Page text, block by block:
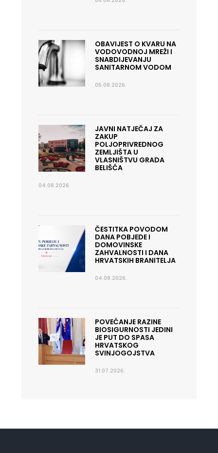
OBAVIJEST O KVARU NA
VODOVODNOJ MREŽI I
SNABDIJEVANJU
SANITARNOM VODOM
05.08.2026.
JAVNI NATJEČAJ ZA
ZAKUP
POLJOPRIVREDNOG
ZEMLJIŠTA U
VLASNIŠTVU GRADA
BELIŠĆA
04.08.2026.
ČESTITKA POVODOM
DANA POBJEDE I
DOMOVINSKE
ZAHVALNOSTI I DANA
HRVATSKIH BRANITELJA
04.08.2026.
POVEĆANJE RAZINE
BIOSIGURNOSTI JEDINI
JE PUT DO SPASA
HRVATSKOG
SVINJOGOJSTVA
31.07.2026.